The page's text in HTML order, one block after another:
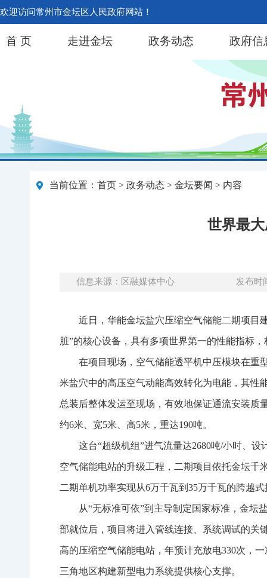
欢迎访问常州市金坛区人民政府网站！
首 页 走进金坛 政务动态 政府信
当前位置： 首页 > 政务动态 > 金坛要闻 > 内容
世界最
信息来源：区融媒体中心 发布时
近日，华能金坛盐穴压缩空气储能二期项目
脏”的核心设备，具有多项世界第一的性能指标
在项目现场，空气储能透平机中压模块在重
米盐穴中的高压空气动能高效转化为电能，其性
总装后整体发运至现场，有效地保证通流安装质
约6米、宽5米、高5米，重达190吨。
这台“超级机组”进气流量达2680吨/小时、
空气储能电站的升级工程，二期项目依托金坛千
二期单机功率实现从6万千瓦到35万千瓦的跨越
从“无标准可依”到主导制定国家标准，金坛
部就位后，项目将进入管线连接、系统调试的关
高的压缩空气储能电站，年预计充放电330次，
三角地区构建新型电力系统提供核心支撑。